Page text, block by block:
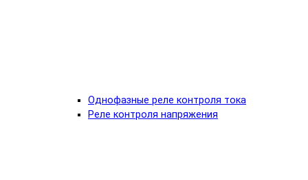
Однофазные реле контроля тока
Реле контроля напряжения